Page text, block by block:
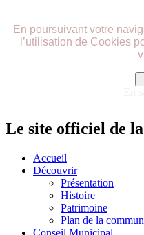
En poursuivant votre
l’utilisation de Cookies
Le site officiel de
Accueil
Découvrir
Présentation
Histoire
Patrimoine
Plan de la
Conseil Municipal